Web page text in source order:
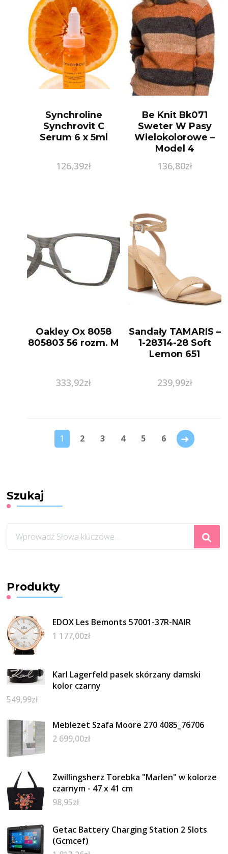
Synchroline
Synchrovit C
Serum 6 x 5ml
126,39zł
Be Knit Bk071
Sweter W Pasy
Wielokolorowe –
Model 4
136,80zł
Oakley Ox 8058
805803 56 rozm. M
333,92zł
Sandały TAMARIS –
1-28314-28 Soft
Lemon 651
239,99zł
1 2 3 4 5 6
Szukaj
czegoś?
Produkty
EDOX Les Bemonts 57001-37R-NAIR
1 177,00zł
Karl Lagerfeld pasek skórzany damski
kolor czarny
549,99zł
Meblezet Szafa Moore 270 4085_76706
2 699,00zł
Zwillingsherz Torebka "Marlen" w kolorze
czarnym - 47 x 41 cm
98,95zł
Getac Battery Charging Station 2 Slots
(Gcmcef)